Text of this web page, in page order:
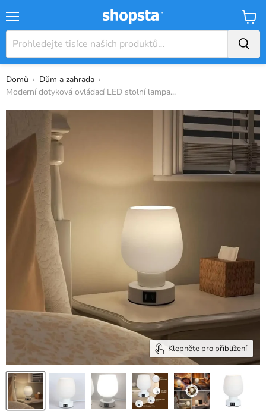
Košík
Domů › Dům a zahrada ›
Moderní dotyková ovládací LED stolní lampa...
Klepněte pro přiblížení